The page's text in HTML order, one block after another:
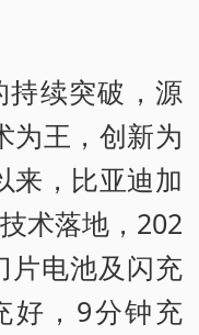
续突破，源
为王，创新为
来，比亚迪加
术落地，202
片电池及闪充
好，9分钟充